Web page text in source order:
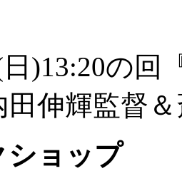
)13:20の
伸輝監督
ショップ